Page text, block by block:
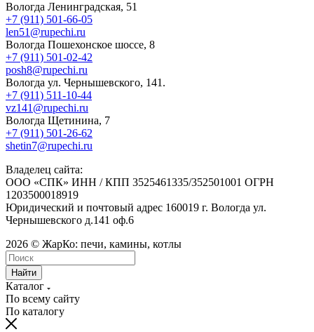
Вологда Ленинградская, 51
+7 (911) 501-66-05
len51@rupechi.ru
Вологда Пошехонское шоссе, 8
+7 (911) 501-02-42
posh8@rupechi.ru
Вологда ул. Чернышевского, 141.
+7 (911) 511-10-44
vz141@rupechi.ru
Вологда Щетинина, 7
+7 (911) 501-26-62
shetin7@rupechi.ru
Владелец сайта:
ООО «СПК» ИНН / КПП 3525461335/352501001 ОГРН
1203500018919
Юридический и почтовый адрес 160019 г. Вологда ул.
Чернышевского д.141 оф.6
2026 © ЖарКо: печи, камины, котлы
Найти
Каталог
По всему сайту
По каталогу